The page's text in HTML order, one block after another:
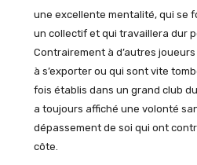
une excellente mentalité, qui se
un collectif et qui travaillera dur
Contrairement à d’autres
à s’exporter ou qui sont vite
fois établis dans un grand club
a toujours affiché une volonté
dépassement de soi qui ont
côte.